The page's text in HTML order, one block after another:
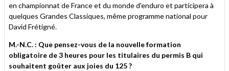
en championnat de France et du monde d'enduro et participera à
quelques Grandes Classiques, même programme national pour
David Frétigné.
M.-N.C. : Que pensez-vous de la nouvelle formation
obligatoire de 3 heures pour les titulaires du permis B qui
souhaitent goûter aux joies du 125 ?